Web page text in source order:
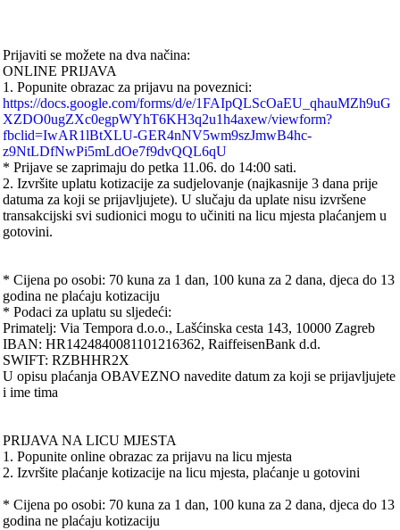
Prijaviti se možete na dva načina:
ONLINE PRIJAVA
1. Popunite obrazac za prijavu na poveznici:
https://docs.google.com/forms/d/e/1FAIpQLScOaEU_qhauMZh9uG
XZDO0ugZXc0egpWYhT6KH3q2u1h4axew/viewform?
fbclid=IwAR1lBtXLU-GER4nNV5wm9szJmwB4hc-
z9NtLDfNwPi5mLdOe7f9dvQQL6qU
* Prijave se zaprimaju do petka 11.06. do 14:00 sati.
2. Izvršite uplatu kotizacije za sudjelovanje (najkasnije 3 dana prije
datuma za koji se prijavljujete). U slučaju da uplate nisu izvršene
transakcijski svi sudionici mogu to učiniti na licu mjesta plaćanjem u
gotovini.
* Cijena po osobi: 70 kuna za 1 dan, 100 kuna za 2 dana, djeca do 13
godina ne plaćaju kotizaciju
* Podaci za uplatu su sljedeći:
Primatelj: Via Tempora d.o.o., Lašćinska cesta 143, 10000 Zagreb
IBAN: HR1424840081101216362, RaiffeisenBank d.d.
SWIFT: RZBHHR2X
U opisu plaćanja OBAVEZNO navedite datum za koji se prijavljujete
i ime tima
PRIJAVA NA LICU MJESTA
1. Popunite online obrazac za prijavu na licu mjesta
2. Izvršite plaćanje kotizacije na licu mjesta, plaćanje u gotovini
* Cijena po osobi: 70 kuna za 1 dan, 100 kuna za 2 dana, djeca do 13
godina ne plaćaju kotizaciju